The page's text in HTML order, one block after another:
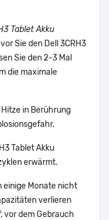
Tablet Akku
Sie den Dell 3CRH3
Sie den 2-3 Mal
die maximale
in Berührung
Tablet Akku
erwärmt.
einige Monate nicht
verlieren
vor dem Gebrauch